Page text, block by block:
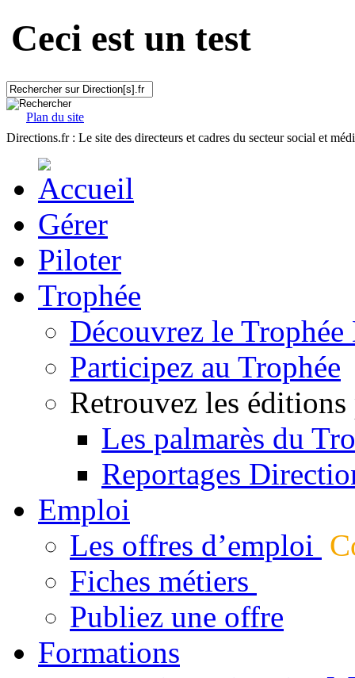
Ceci est un test
Plan du site
Directions.fr : Le site des directeurs et cadres du secteur social et
Gérer
Piloter
Trophée
Découvrez le
Participez au Trophée
Retrouvez les éditions
Les palmarès du
Reportages
Emploi
Les offres d’emploi
Fiches métiers
Publiez une offre
Formations